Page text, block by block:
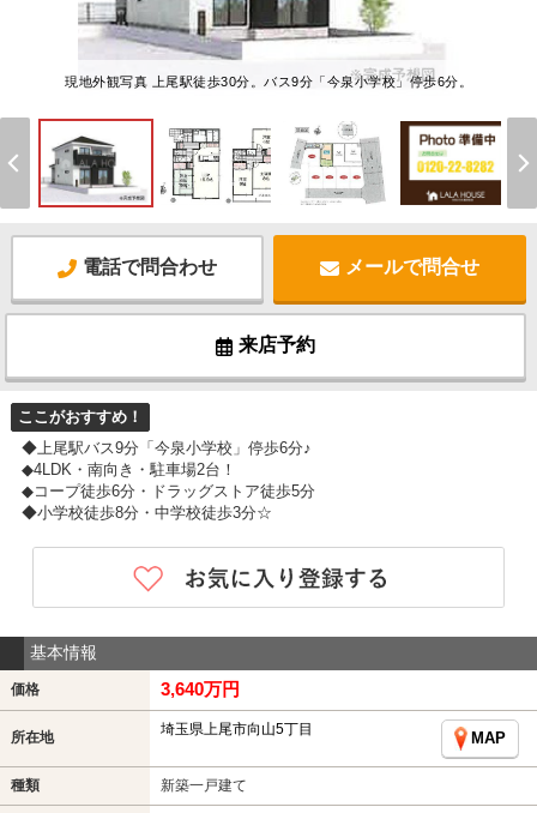
現地外観写真 上尾駅徒歩30分。バス9分「今泉小学校」停歩6分。
電話で問合わせ メールで問合せ
来店予約
ここがおすすめ！
◆上尾駅バス9分「今泉小学校」停歩6分♪
◆4LDK・南向き・駐車場2台！
◆コープ徒歩6分・ドラッグストア徒歩5分
◆小学校徒歩8分・中学校徒歩3分☆
基本情報
価格 3,640万円
所在地 埼玉県上尾市向山5丁目
MAP
種類 新築一戸建て